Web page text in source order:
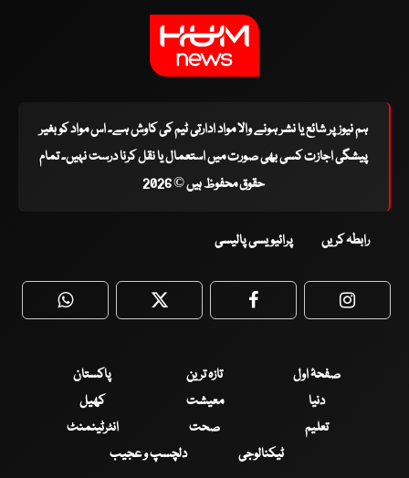
ہم نیوز پر شائع یا نشر ہونے والا مواد ادارتی ٹیم کی کاوش ہے۔ اس مواد کو بغیر
پیشگی اجازت کسی بھی صورت میں استعمال یا نقل کرنا درست نہیں۔ تمام
حقوق محفوظ ہیں © 2026
رابطہ کریں پرائیویسی پالیسی
WhatsApp Twitter Facebook
صفحۂ اول تازہ ترین
پاکستان
دنیا
معیشت
کھیل
تعلیم
صحت
انٹرٹینمنٹ
ٹیکنالوجی
دلچسپ و عجیب